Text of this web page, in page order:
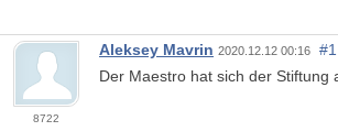
8722
Aleksey Mavrin 2020.12.12 00:16
#1
Der Maestro hat sich der